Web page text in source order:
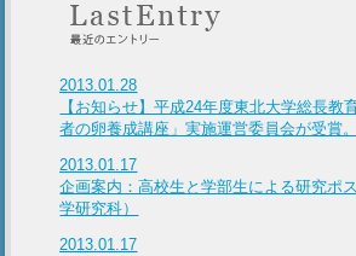
2013.01.28
【お知らせ】平成24年度東北大学総長教
者の卵養成講座」実施運営委員会が受賞
2013.01.17
企画案内：高校生と学部生による研究ポ
学研究科）
2013.01.17